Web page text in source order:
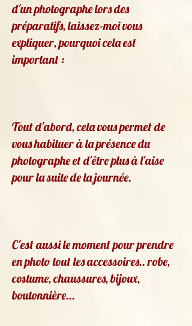
d'un photographe lors des
préparatifs, laissez-moi vous
expliquer, pourquoi cela est
important :
Tout d'abord, cela vous permet de
vous habituer à la présence du
photographe et d'être plus à l'aise
pour la suite de la journée.
C'est aussi le moment pour prendre
en photo tout les accessoires.. robe,
costume, chaussures, bijoux,
boutonnière...